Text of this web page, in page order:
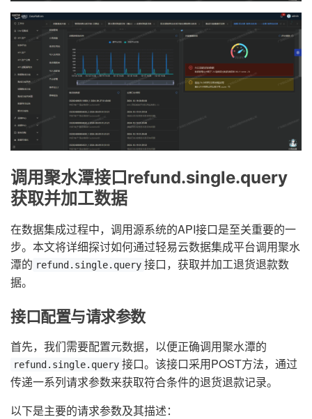
调用聚水潭接口refund.single.query
获取并加工数据
在数据集成过程中，调用源系统的API接口是至关重要的一
步。本文将详细探讨如何通过轻易云数据集成平台调用聚水
潭的 refund.single.query 接口，获取并加工退货退款数
据。
接口配置与请求参数
首先，我们需要配置元数据，以便正确调用聚水潭的
refund.single.query 接口。该接口采用POST方法，通过
传递一系列请求参数来获取符合条件的退货退款记录。
以下是主要的请求参数及其描述：